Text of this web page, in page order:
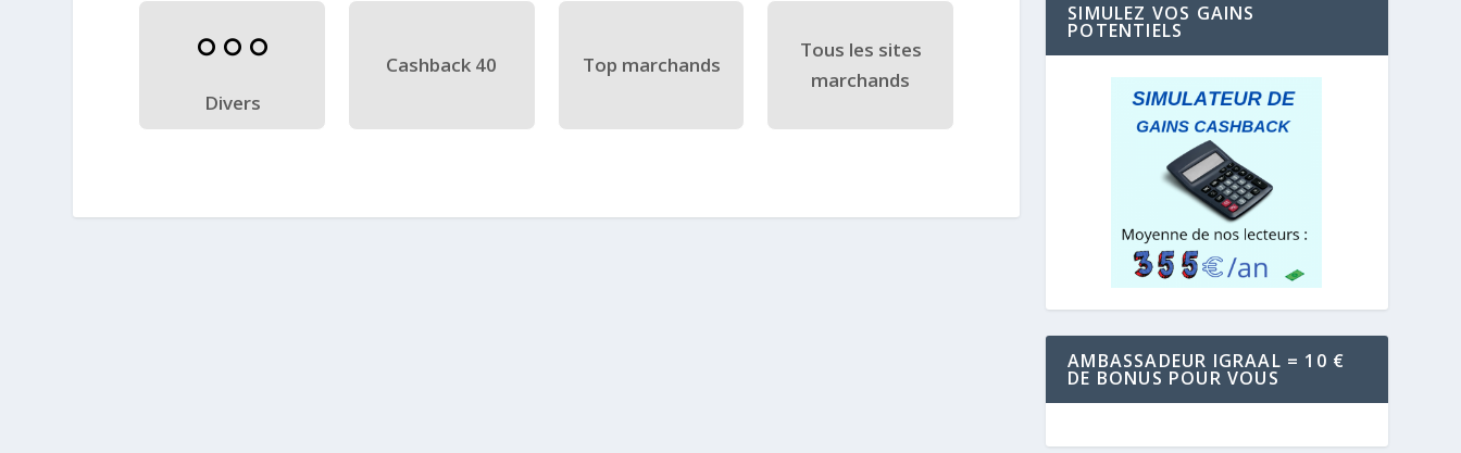
Divers
Cashback 40 Top marchands
Tous les sites
marchands
SIMULEZ VOS GAINS
POTENTIELS
AMBASSADEUR IGRAAL = 10 €
DE BONUS POUR VOUS